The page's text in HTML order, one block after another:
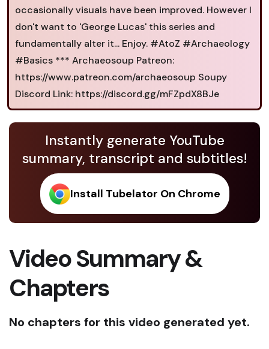
occasionally visuals have been improved. However I
don't want to 'George Lucas' this series and
fundamentally alter it... Enjoy. #AtoZ #Archaeology
#Basics *** Archaeosoup Patreon:
https://www.patreon.com/archaeosoup Soupy
Discord Link: https://discord.gg/mFZpdX8BJe
Instantly generate YouTube
summary, transcript and subtitles!
Install Tubelator On Chrome
Video Summary &
Chapters
No chapters for this video generated yet.